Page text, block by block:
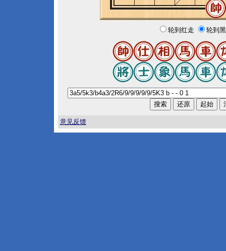
轮到红走 轮到
意见反馈